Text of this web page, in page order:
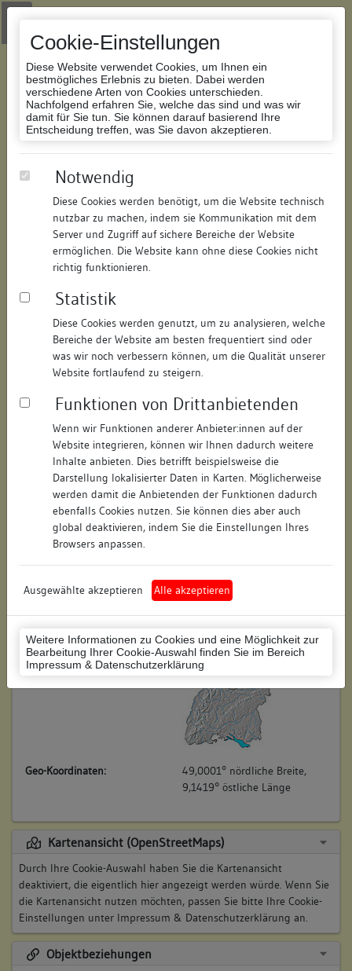
Cookie-Einstellungen
Diese Website verwendet Cookies, um Ihnen ein
bestmögliches Erlebnis zu bieten. Dabei werden
verschiedene Arten von Cookies unterschieden.
Nachfolgend erfahren Sie, welche das sind und was wir
damit für Sie tun. Sie können darauf basierend Ihre
Entscheidung treffen, was Sie davon akzeptieren.
Notwendig
Diese Cookies werden benötigt, um die Website technisch
nutzbar zu machen, indem sie Kommunikation mit dem
Server und Zugriff auf sichere Bereiche der Website
ermöglichen. Die Website kann ohne diese Cookies nicht
richtig funktionieren.
Statistik
Diese Cookies werden genutzt, um zu analysieren, welche
Bereiche der Website am besten frequentiert sind oder
was wir noch verbessern können, um die Qualität unserer
Website fortlaufend zu steigern.
Funktionen von Drittanbietenden
Wenn wir Funktionen anderer Anbieter:innen auf der
Website integrieren, können wir Ihnen dadurch weitere
Inhalte anbieten. Dies betrifft beispielsweise die
Darstellung lokalisierter Daten in Karten. Möglicherweise
werden damit die Anbietenden der Funktionen dadurch
ebenfalls Cookies nutzen. Sie können dies aber auch
global deaktivieren, indem Sie die Einstellungen Ihres
Browsers anpassen.
Ausgewählte akzeptieren Alle akzeptieren
Weitere Informationen zu Cookies und eine Möglichkeit zur
Bearbeitung Ihrer Cookie-Auswahl finden Sie im Bereich
Impressum & Datenschutzerklärung
Zur Navigation springen
Zum Inhalt der Website springen
Datenbank Bauforschung/Restaurierung
200641059610/Datum:04.05.2016
Datenbestand:
Bauforschung und Restaurierung
Als PDF herunterladen:
Objektdaten
Straße: Stadtschreibereigasse
Hausnummer: 3
Postleitzahl: 74354
Stadt-Teilort: Besigheim
Regierungsbezirk: Stuttgart
Ludwigsburg (Landkreis)
Wohnplatzschlüssel: 8118007001
Flurstücknummer: keine
Historischer Straßenname: keiner
Lage des Wohnplatzes:
Geo-Koordinaten:
49,0001° nördliche Breite,
9,1419° östliche Länge
Kartenansicht (OpenStreetMaps)
Durch Ihre Cookie-Auswahl haben Sie die Kartenansicht
deaktiviert, die eigentlich hier angezeigt werden würde. Wenn Sie
die Kartenansicht nutzen möchten, passen Sie bitte Ihre Cookie-
Einstellungen unter Impressum & Datenschutzerklärung an.
Objektbeziehungen